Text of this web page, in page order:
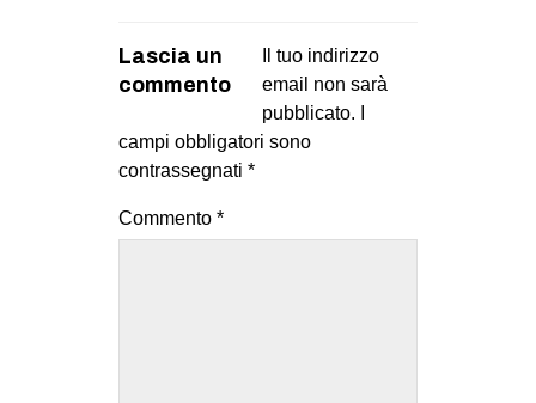
Lascia un
commento
Il tuo indirizzo
email non sarà
pubblicato.
campi obbligatori sono
contrassegnati *
Commento *